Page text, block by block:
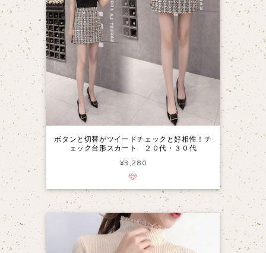
ボタンと切替がツイードチェックと好相性！チ
ェック台形スカート ２０代・３０代
¥3,280